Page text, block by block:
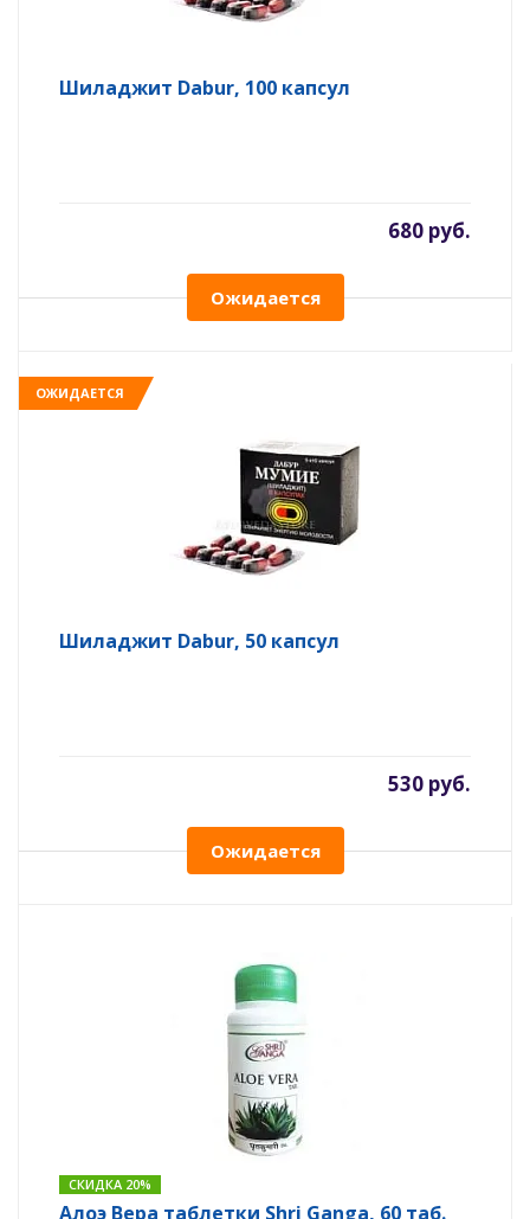
Шиладжит Dabur, 100 капсул
680 руб.
Ожидается
ОЖИДАЕТСЯ
Шиладжит Dabur, 50 капсул
530 руб.
Ожидается
СКИДКА 20%
Алоэ Вера таблетки Shri Ganga, 60 таб.